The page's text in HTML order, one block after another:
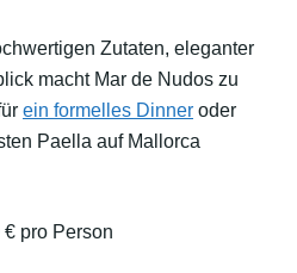
Zutaten, eleganter
macht Mar de Nudos zu
ein formelles Dinner oder
Paella auf Mallorca
pro Person